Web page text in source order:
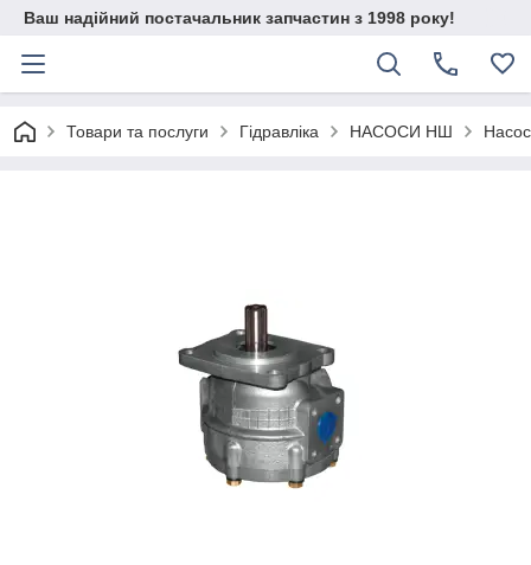
Ваш надійний постачальник запчастин з 1998 року!
Товари та послуги Гідравліка НАСОСИ НШ